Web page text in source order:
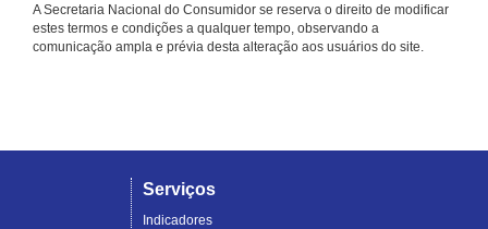
A Secretaria Nacional do Consumidor se reserva o direito de modificar
estes termos e condições a qualquer tempo, observando a
comunicação ampla e prévia desta alteração aos usuários do site.
Serviços
Indicadores